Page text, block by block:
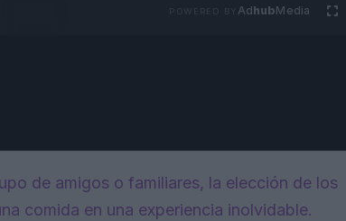
AdhubMedia
de amigos o familiares, la elección de los
comida en una experiencia inolvidable.